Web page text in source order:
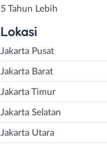
5 Tahun Lebih
Lokasi
Jakarta Pusat
Jakarta Barat
Jakarta Timur
Jakarta Selatan
Jakarta Utara